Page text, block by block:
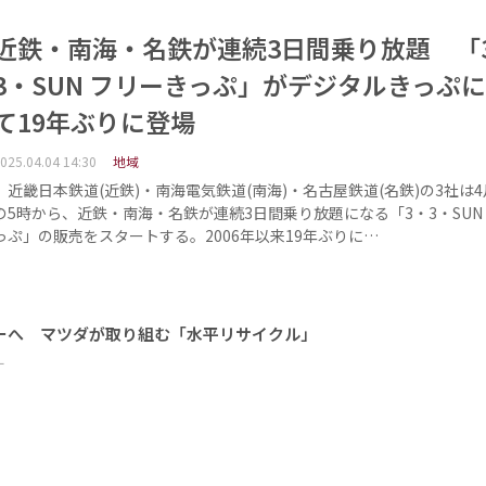
鉄・南海・名鉄が連続3日間乗り放題
SUN フリーきっぷ」がデジタルきっぷ
19年ぶりに登場
14:30 地域
畿日本鉄道(近鉄)・南海電気鉄道(南海)・名古屋鉄道(名鉄)の3社は4
5時から、近鉄・南海・名鉄が連続3日間乗り放題になる「3・3・
ぷ」の販売をスタートする。2006年以来19年ぶりに…
マツダが取り組む「水平リサイクル」